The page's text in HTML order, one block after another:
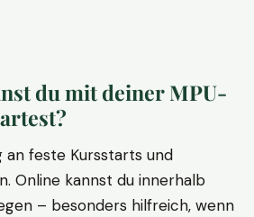
du mit deiner MPU-
an feste Kursstarts und
Online kannst du innerhalb
– besonders hilfreich, wenn